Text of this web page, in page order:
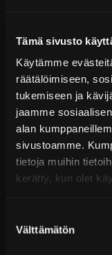
Tämä sivusto
Käytämme
räätälöimiseen,
tukemiseen ja
jaamme
alan
sivustoamme.
tietoja muihin
kerätty, kun olet
valinta
Välttämätön
EDFC:n kanssa
sisältä. EDFC:llä
standard) tai 64
Mono Sport -
mahdollistavat
Japanilaisen
tarjoavat
luotettavuuden ja
Kaupan
Tekniset